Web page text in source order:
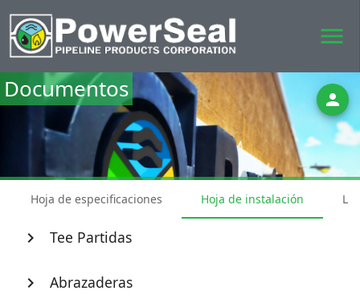
menu
person
Documentos
Hoja de especificaciones Hoja de instalación
chevron_right Tee Partidas
chevron_right Abrazaderas